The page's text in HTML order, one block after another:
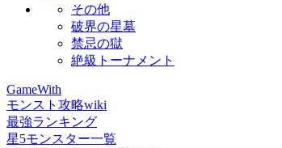
その他
破界の星墓
禁忌の獄
絶級トーナメント
GameWith
モンスト攻略wiki
最強ランキング
星5モンスター一覧